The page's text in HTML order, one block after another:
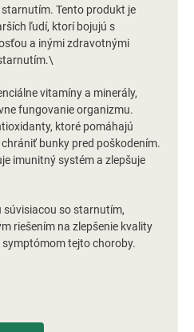
Tento produkt je
ľudí, ktorí bojujú s
a inými zdravotnými
vitamíny a minerály,
fungovanie organizmu.
ktoré pomáhajú
bunky pred poškodením.
imunitný systém a zlepšuje
so starnutím,
riešením na zlepšenie kvality
tejto choroby.